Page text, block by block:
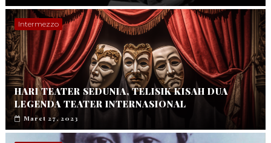
Intermezzo
HARI TEATER SEDUNIA, TELISIK KISAH DUA
LEGENDA TEATER INTERNASIONAL
Maret 27, 2023